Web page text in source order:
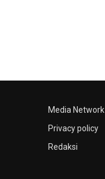
Media Network
Privacy policy
Redaksi